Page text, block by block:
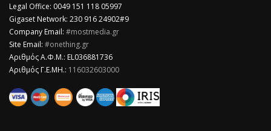
Legal Office: 0049 151 118 05997
Gigaset Network: 230 916 24902#9
Company Email: #mostmedia.gr
Site Email: #onething.gr
Αριθμός Α.Φ.Μ.: EL036881736
Αριθμός Γ.Ε.ΜΗ.: 116032603000